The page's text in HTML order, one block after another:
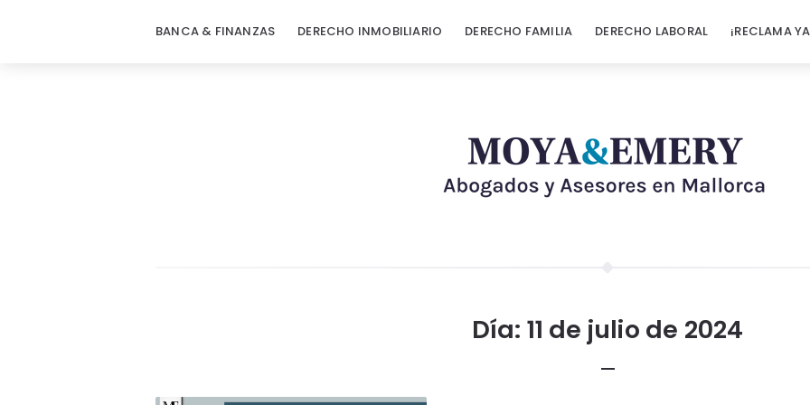
BANCA & FINANZAS DERECHO INMOBILIARIO DERECHO FAMILIA DERECHO LABORAL ¡RECLAMA
Día: 11 de julio de 2024